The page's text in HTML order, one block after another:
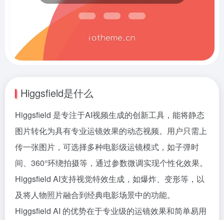
Higgsfield是什么
Higgsfield 是专注于AI视频生成的创新工具，能将静态
图片转化为具有专业运镜效果的动态视频。用户只需上
传一张图片，可选择多种电影级运镜模式，如子弹时
间、360°环绕拍摄等，通过参数微调实现个性化效果。
Higgsfield AI支持视觉特效生成，如爆炸、变形等，以
及将人物照片融合到经典电影场景中的功能。
Higgsfield AI 的优势在于专业级的运镜效果和简单易用